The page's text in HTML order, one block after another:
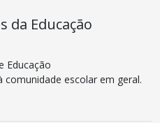
da Educação
Educação
escolar em geral.